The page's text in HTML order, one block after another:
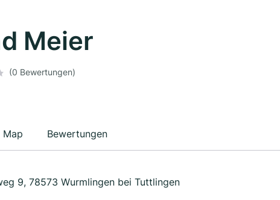
Meier
(0 Bewertungen)
Map Bewertungen
9, 78573 Wurmlingen bei Tuttlingen